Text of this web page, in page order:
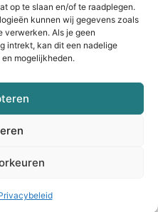
op te slaan en/of te raadplegen.
kunnen wij gegevens zoals
verwerken. Als je geen
intrekt, kan dit een nadelige
mogelijkheden.
voorbehouden |
leven producties